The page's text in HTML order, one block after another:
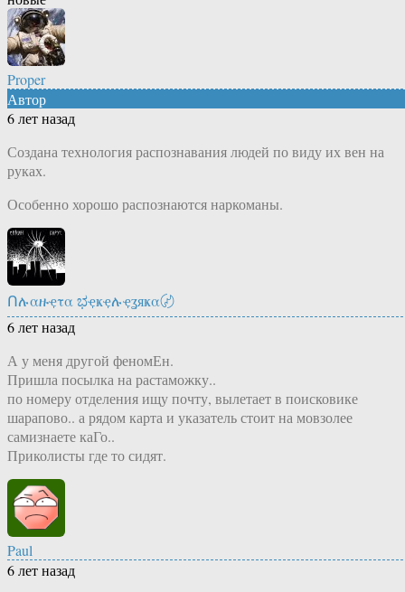
Proper
Автор
6 лет назад
Создана технология распознавания людей по виду их вен на
руках.
Особенно хорошо распознаются наркоманы.
Ոሉαዙҿτα ಭҿҝҿሉҿʓяҝα〄
6 лет назад
А у меня другой феномЕн.
Пришла посылка на растаможку..
по номеру отделения ищу почту, вылетает в поисковике
шарапово.. а рядом карта и указатель стоит на мовзолее
самизнаете каГо..
Приколисты где то сидят.
Paul
6 лет назад